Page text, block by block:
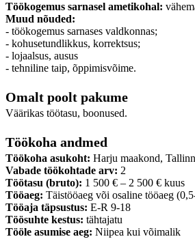
Töökogemus sarnasel ametikohal:
Muud nõuded:
- töökogemus sarnases valdkonnas;
- kohusetundlikkus, korrektsus;
- lojaalsus, ausus
- tehniline taip, õppimisvõime.
Omalt poolt pakume
Väärikas töötasu, boonused.
Töökoha andmed
Töökoha asukoht: Harju maakond,
Vabade töökohtade arv: 2
Töötasu (bruto): 1 500 € – 2 500 € kuus
Tööaeg: Täistööaeg või osaline tööaeg
Tööaja täpsustus: E-R 9-18
Töösuhte kestus: tähtajatu
Tööle asumise aeg: Niipea kui võimalik